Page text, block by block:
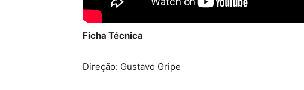
Ficha Técnica
Direção: Gustavo Gripe